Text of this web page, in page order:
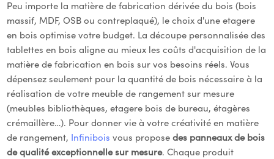
2 avis
Peu importe la matière de fabrication dérivée du bois (bois
massif, MDF, OSB ou contreplaqué), le choix d'une etagere
en bois optimise votre budget. La découpe personnalisée des
tablettes en bois aligne au mieux les coûts d'acquisition de la
matière de fabrication en bois sur vos besoins réels. Vous
dépensez seulement pour la quantité de bois nécessaire à la
réalisation de votre meuble de rangement sur mesure
(meubles bibliothèques, etagere bois de bureau, étagères
crémaillère…). Pour donner vie à votre créativité en matière
de rangement, Infinibois vous proposedes panneaux de bois
de qualité exceptionnelle sur mesure. Chaque produit